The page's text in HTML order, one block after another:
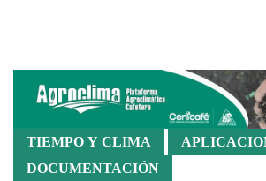
TIEMPO Y CLIMA
DOCUMENTACIÓN